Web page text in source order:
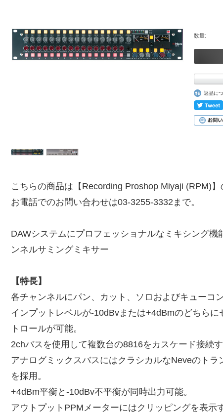
数量:
返品に
こちらの商品は【Recording Proshop Miyaji (RPM)】
お電話でのお問い合わせは03-3255-3332まで。
DAWシステムにプロフェッショナルなミキシング機
ンネルサミングミキサー
【特長】
各チャンネルにパン、カット、ソロおよびキューコ
インプットレベルが-10dBvまたは+4dBmのどちら
トロールが可能。
2chバスを使用して複数台の8816をカスケード接続す
アナログミックスバスにはクラシカルなNeveのト
を採用。
+4dBm平衡と-10dBv不平衡が同時出力可能。
アウトプットPPMメーターにはクリッピングを表示